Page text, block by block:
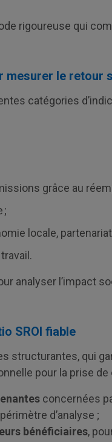
rigoureuse qui
mesurer le retour
catégories
grâce au
;
locale,
analyser l’impact
SROI fiable
structurantes, qui
pour la prise de
concernées
d’analyse ;
bénéficiaires,